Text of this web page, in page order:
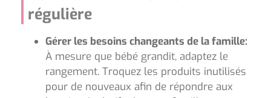
régulière
Gérer les besoins changeants de la famille:
À mesure que bébé grandit, adaptez le
rangement. Troquez les produits inutilisés
pour de nouveaux afin de répondre aux